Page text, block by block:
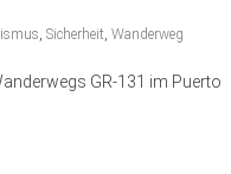
, Sicherheit, Wanderweg
GR-131 im Puerto